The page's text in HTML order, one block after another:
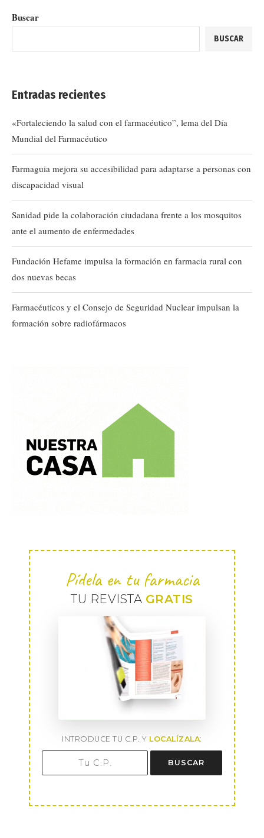
Buscar
BUSCAR
Entradas recientes
«Fortaleciendo la salud con el farmacéutico”, lema del Día
Mundial del Farmacéutico
Farmaguia mejora su accesibilidad para adaptarse a personas con
discapacidad visual
Sanidad pide la colaboración ciudadana frente a los mosquitos
ante el aumento de enfermedades
Fundación Hefame impulsa la formación en farmacia rural con
dos nuevas becas
Farmacéuticos y el Consejo de Seguridad Nuclear impulsan la
formación sobre radiofármacos
Pídela en tu farmacia
TU REVISTA GRATIS
INTRODUCE TU C.P. Y LOCALÍZALA:
BUSCAR